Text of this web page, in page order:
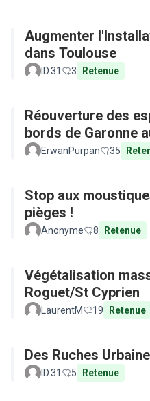
Augmenter
dans Toulouse
ID.31 3 Retenue
Réouverture des
bords de Garonne
ErwanPurpan 35
Stop aux
pièges !
Anonyme 8 Retenue
Végétalisation
Roguet/St Cyprien
LaurentM 19 Retenue
Des Ruches
ID.31 5 Retenue